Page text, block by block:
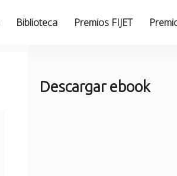
Biblioteca Premios FIJET
Descargar ebook